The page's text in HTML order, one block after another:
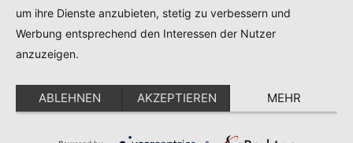
um ihre Dienste anzubieten, stetig zu verbessern und
Werbung entsprechend den Interessen der Nutzer
anzuzeigen.
ABLEHNEN AKZEPTIEREN MEHR